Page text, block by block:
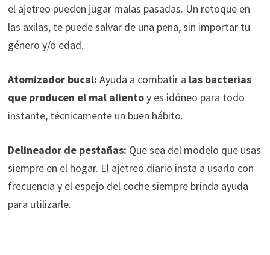
el ajetreo pueden jugar malas pasadas. Un retoque en
las axilas, te puede salvar de una pena, sin importar tu
género y/o edad.
Atomizador bucal: Ayuda a combatir a las bacterias
que producen el mal alientoy es idóneo para todo
instante, técnicamente un buen hábito.
Delineador de pestañas: Que sea del modelo que usas
siempre en el hogar. El ajetreo diario insta a usarlo con
frecuencia y el espejo del coche siempre brinda ayuda
para utilizarle.